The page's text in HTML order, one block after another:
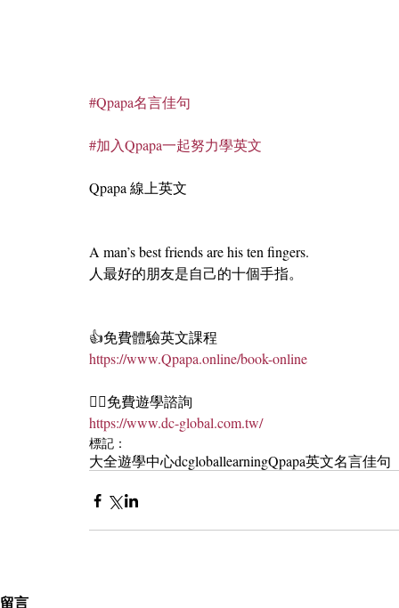
#Qpapa名言佳句
#加入Qpapa一起努力學英文
Qpapa 線上英文
A man’s best friends are his ten fingers.
人最好的朋友是自己的十個手指。
👍免費體驗英文課程
https://www.Qpapa.online/book-online
🏄‍♀️免費遊學諮詢
https://www.dc-global.com.tw/
標記：
大全遊學中心dcgloballearningQpapa英文名言佳句
留言